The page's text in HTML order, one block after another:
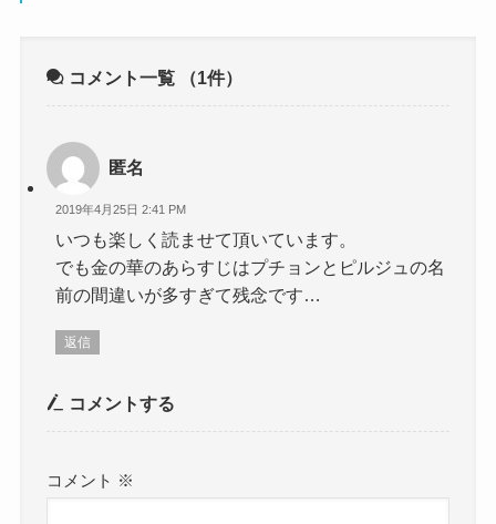
コメント一覧 （1件）
匿名
2019年4月25日 2:41 PM
いつも楽しく読ませて頂いています。
でも金の華のあらすじはプチョンとピルジュの名
前の間違いが多すぎて残念です…
返信
コメントする
コメント ※